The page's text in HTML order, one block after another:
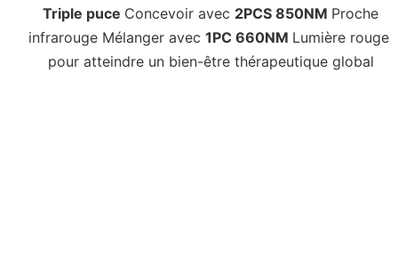
Triple puce Concevoir avec 2PCS 850NM Proche
infrarouge Mélanger avec 1PC 660NM Lumière rouge
pour atteindre un bien-être thérapeutique global